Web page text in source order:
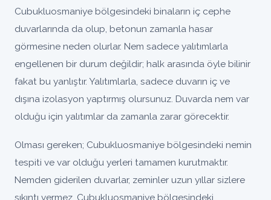
Cubukluosmaniye bölgesindeki binaların iç cephe
duvarlarında da olup, betonun zamanla hasar
görmesine neden olurlar. Nem sadece yalıtımlarla
engellenen bir durum değildir; halk arasında öyle bilinir
fakat bu yanlıştır. Yalıtımlarla, sadece duvarın iç ve
dışına izolasyon yaptırmış olursunuz. Duvarda nem var
olduğu için yalıtımlar da zamanla zarar görecektir.
Olması gereken; Cubukluosmaniye bölgesindeki nemin
tespiti ve var olduğu yerleri tamamen kurutmaktır.
Nemden giderilen duvarlar, zeminler uzun yıllar sizlere
sıkıntı vermez, Cubukluosmaniye bölgesindeki